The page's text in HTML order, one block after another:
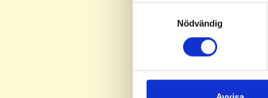
Identifiera din enhet
Ta reda på mer om hur
eller dra tillbaka ditt
sociala medier och
till de sociala medier och
Nödvändig